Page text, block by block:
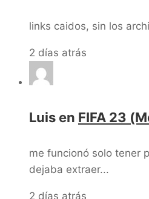
links caidos, sin los
2 días atrás
Luis en FIFA 23
me funcionó solo tener
dejaba extraer...
2 días atrás